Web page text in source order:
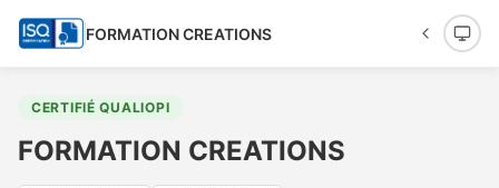
FORMATION CREATIONS
CERTIFIÉ QUALIOPI
FORMATION CREATIONS